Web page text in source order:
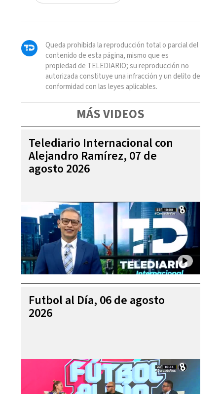
Queda prohibida la reproducción total o parcial del
contenido de esta página, mismo que es
propiedad de TELEDIARIO; su reproducción no
autorizada constituye una infracción y un delito de
conformidad con las leyes aplicables.
MÁS VIDEOS
Telediario Internacional con
Alejandro Ramírez, 07 de
agosto 2026
Futbol al Día, 06 de agosto
2026